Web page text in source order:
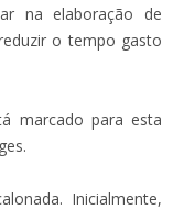
na elaboração de
o tempo gasto
marcado para esta
Inicialmente,